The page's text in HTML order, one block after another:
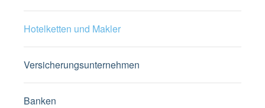
Hotelketten und Makler
Versicherungsunternehmen
Banken